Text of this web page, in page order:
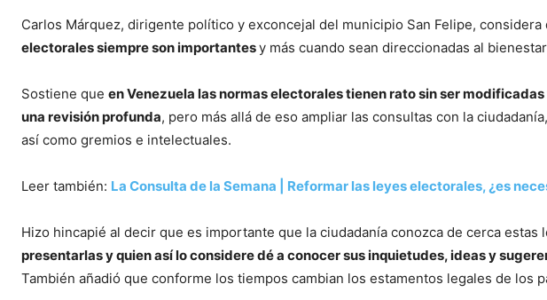
Carlos Márquez, dirigente político y exconcejal del municipio San Felipe, considera
electorales siempre son importantesy más cuando sean direccionadas al
Sostiene que en Venezuela las normas electorales tienen rato sin ser
una revisión profunda, pero más allá de eso ampliar las consultas con la
así como gremios e intelectuales.
Leer también: La Consulta de la Semana | Reformar las leyes electorales, ¿es
Hizo hincapié al decir que es importante que la ciudadanía conozca de cerca estas
presentarlas y quien así lo considere dé a conocer sus inquietudes, ideas y
También añadió que conforme los tiempos cambian los estamentos legales de los